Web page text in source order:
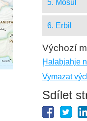
5. Mosul
6. Erbil
Výchozí
Ḩalabjahje
Vymazat
Sdílet